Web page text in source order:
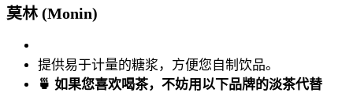
莫林 (Monin)
提供易于计量的糖浆，方便您自制饮品。
🍵 如果您喜欢喝茶，不妨用以下品牌的淡茶代替